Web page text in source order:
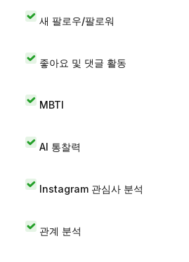
새 팔로우/팔로워
좋아요 및 댓글 활동
MBTI
AI 통찰력
Instagram 관심사 분석
관계 분석